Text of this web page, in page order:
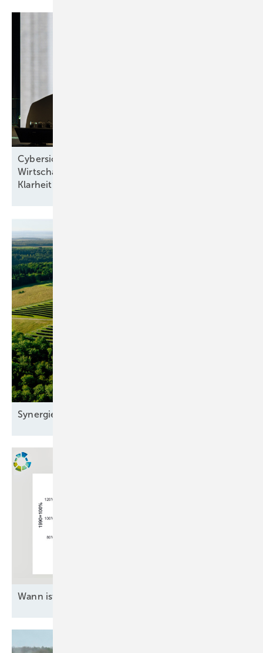
Cybersicherheit, Wärme, Netze und
Wirtschaftsministerin: „Stadtwerke brauchen zügig
Klarheit“
S ynergie am Netz: Energiepark
Wann ist genug genug